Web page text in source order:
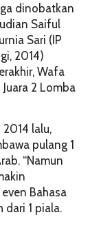
dinobatkan
Saiful
Sari (IP
2014)
Wafa
2 Lomba
lalu,
pulang 1
“Namun
Bahasa
1 piala.